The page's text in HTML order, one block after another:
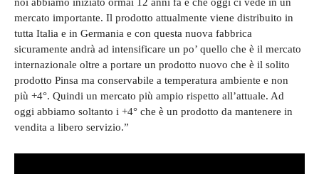
mercato importante. Il prodotto attualmente viene distribuito in
tutta Italia e in Germania e con questa nuova fabbrica
sicuramente andrà ad intensificare un po’ quello che è il mercato
internazionale oltre a portare un prodotto nuovo che è il solito
prodotto Pinsa ma conservabile a temperatura ambiente e non
più +4°. Quindi un mercato più ampio rispetto all’attuale. Ad
oggi abbiamo soltanto i +4° che è un prodotto da mantenere in
vendita a libero servizio.”